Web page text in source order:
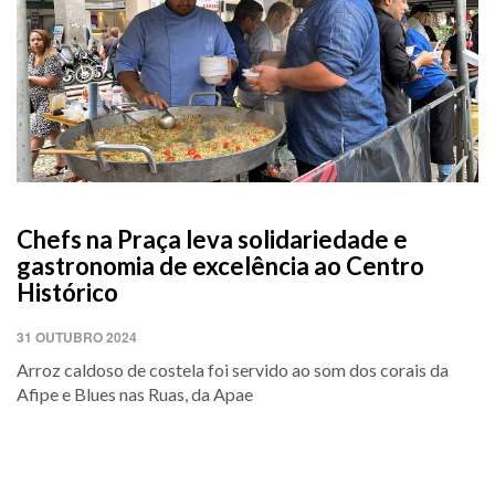
Chefs na Praça leva solidariedade e
gastronomia de excelência ao Centro
Histórico
31 OUTUBRO 2024
Arroz caldoso de costela foi servido ao som dos corais da
Afipe e Blues nas Ruas, da Apae